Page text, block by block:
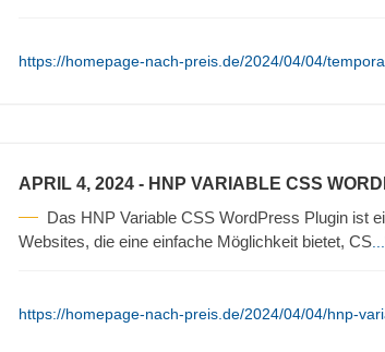
https://homepage-nach-preis.de/2024/04/04/
APRIL 4, 2024 - HNP VARIABLE CSS
Das HNP Variable CSS WordPress Plugin ist
Websites, die eine einfache Möglichkeit bietet, CS
https://homepage-nach-preis.de/2024/04/04/hnp-